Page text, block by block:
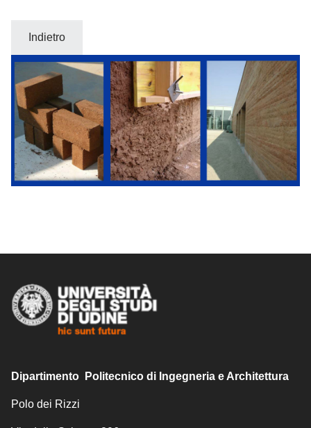
Indietro
Dipartimento Politecnico di Ingegneria e Architettura
Polo dei Rizzi